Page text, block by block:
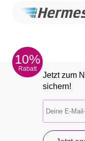
10%
Rabatt
Jetzt zum
sichern!